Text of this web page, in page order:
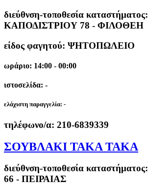
διεύθνση-τοποθεσία καταστήματος:
ΚΑΠΟΔΙΣΤΡΙΟΥ 78 - ΦΙΛΟΘΕΗ
είδος φαγητού: ΨΗΤΟΠΩΛΕΙΟ
ωράριο: 14:00 - 00:00
ιστοσελίδα: -
ελάχιστη παραγγελία: -
τηλέφωνο/α: 210-6839339
ΣΟΥΒΛΑΚΙ TAKA TAKA
διεύθνση-τοποθεσία καταστήματος:
66 - ΠΕΙΡΑΙΑΣ